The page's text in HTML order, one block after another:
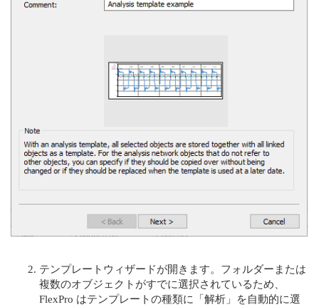
テンプレートウィザードが開きます。フォルダーまたは
複数のオブジェクトがすでに選択されているため、
FlexPro はテンプレートの種類に「解析」を自動的に選